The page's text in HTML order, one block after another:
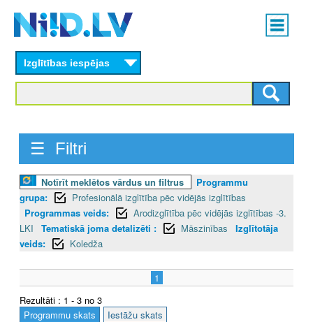
content
Main
menu
Izglītības iespējas
☰ Filtri
Notīrīt meklētos vārdus un filtrus
Programmu
grupa:
Profesionālā izglītība pēc vidējās izglītības
Programmas veids:
Arodizglītība pēc vidējās izglītības -3.
LKI
Tematiskā joma detalizēti : Māszinības
Izglītotāja
veids:
Koledža
1
Rezultāti : 1 - 3 no 3
Programmu skats
Iestāžu skats